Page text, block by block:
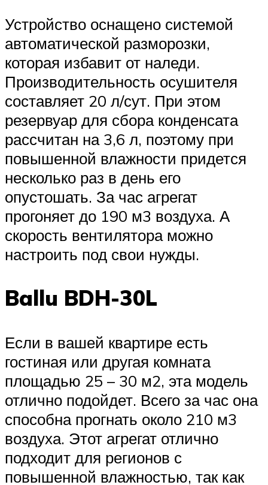
Устройство оснащено системой
автоматической разморозки,
которая избавит от наледи.
Производительность осушителя
составляет 20 л/сут. При этом
резервуар для сбора конденсата
рассчитан на 3,6 л, поэтому при
повышенной влажности придется
несколько раз в день его
опустошать. За час агрегат
прогоняет до 190 м3 воздуха. А
скорость вентилятора можно
настроить под свои нужды.
Ballu BDH-30L
Если в вашей квартире есть
гостиная или другая комната
площадью 25 – 30 м2, эта модель
отлично подойдет. Всего за час она
способна прогнать около 210 м3
воздуха. Этот агрегат отлично
подходит для регионов с
повышенной влажностью, так как